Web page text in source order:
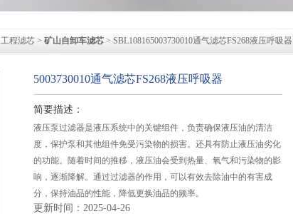
工程滤芯 > 矿山自卸车滤芯 > SBL108165003730010通气滤芯FS268液压呼吸器
5003730010通气滤芯FS268液压呼吸器
简要描述：
液压泵过滤器是液压系统中的关键组件，负责确保液压油的清洁
度，保护泵和其他组件免受污染物的损害。还具有防止液压油劣化
的功能。随着时间的推移，液压油会受到热量、氧气和污染物的影
响，逐渐降解。通过过滤器的作用，可以有效去除油中的有害成
分，保持油品的性能，降低更换油品的频率。
更新时间：2025-04-26